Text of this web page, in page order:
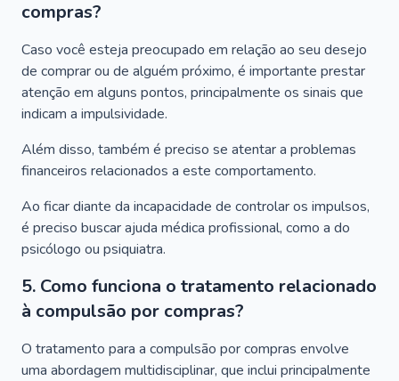
compras?
Caso você esteja preocupado em relação ao seu desejo
de comprar ou de alguém próximo, é importante prestar
atenção em alguns pontos, principalmente os sinais que
indicam a impulsividade.
Além disso, também é preciso se atentar a problemas
financeiros relacionados a este comportamento.
Ao ficar diante da incapacidade de controlar os impulsos,
é preciso buscar ajuda médica profissional, como a do
psicólogo ou psiquiatra.
5. Como funciona o tratamento relacionado
à compulsão por compras?
O tratamento para a compulsão por compras envolve
uma abordagem multidisciplinar, que inclui principalmente